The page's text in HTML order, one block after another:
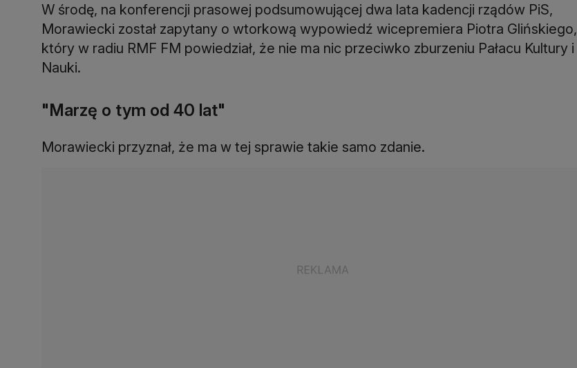
W środę, na konferencji prasowej podsumowującej dwa lata kadencji rządów PiS,
Morawiecki został zapytany o wtorkową wypowiedź wicepremiera Piotra Glińskiego,
który w radiu RMF FM powiedział, że nie ma nic przeciwko zburzeniu Pałacu Kultury i
Nauki.
"Marzę o tym od 40 lat"
Morawiecki przyznał, że ma w tej sprawie takie samo zdanie.